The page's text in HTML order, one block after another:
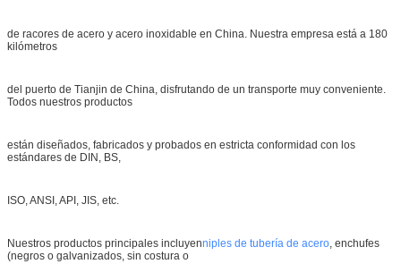
de racores de acero y acero inoxidable en China. Nuestra empresa está a 180
kilómetros
del puerto de Tianjin de China, disfrutando de un transporte muy conveniente.
Todos nuestros productos
están diseñados, fabricados y probados en estricta conformidad con los
estándares de DIN, BS,
ISO, ANSI, API, JIS, etc.
Nuestros productos principales incluyenniples de tubería de acero, enchufes
(negros o galvanizados, sin costura o